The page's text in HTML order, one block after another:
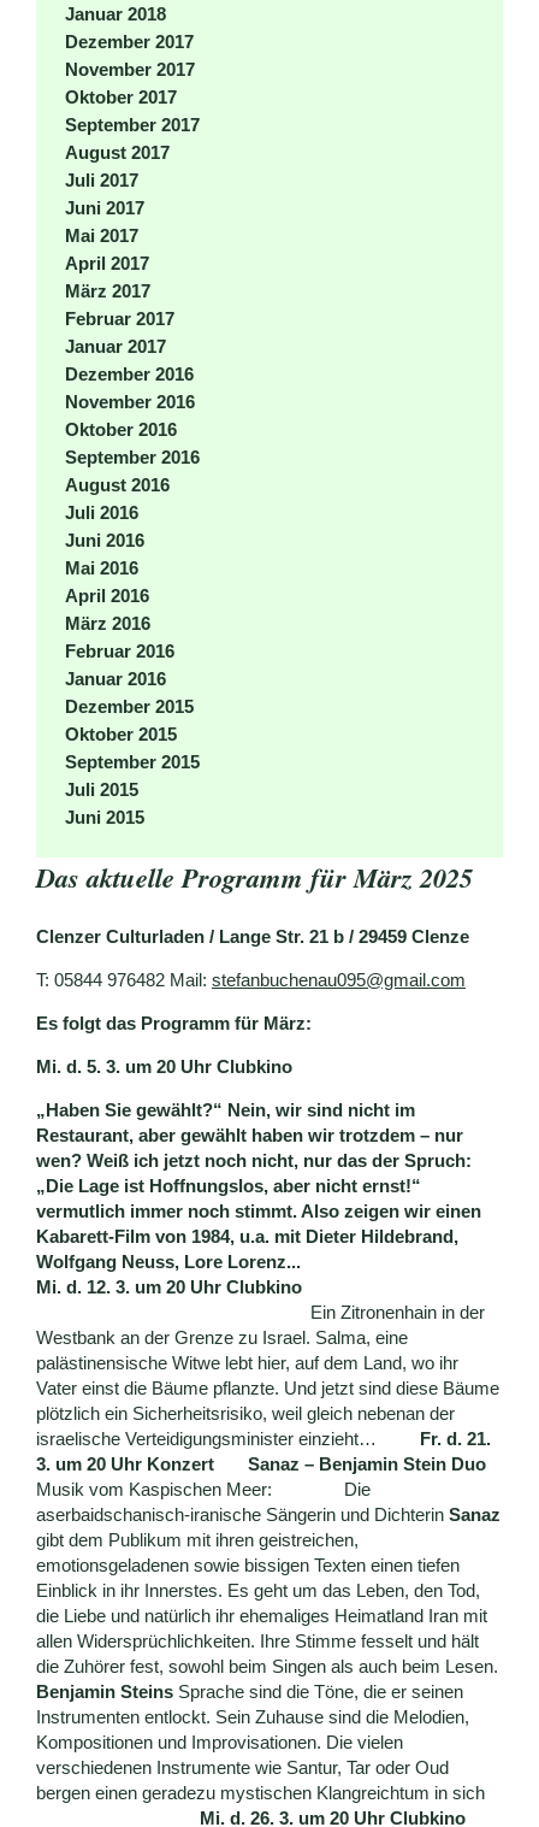
Januar 2018
Dezember 2017
November 2017
Oktober 2017
September 2017
August 2017
Juli 2017
Juni 2017
Mai 2017
April 2017
März 2017
Februar 2017
Januar 2017
Dezember 2016
November 2016
Oktober 2016
September 2016
August 2016
Juli 2016
Juni 2016
Mai 2016
April 2016
März 2016
Februar 2016
Januar 2016
Dezember 2015
Oktober 2015
September 2015
Juli 2015
Juni 2015
Das aktuelle Programm für März 2025
Clenzer Culturladen / Lange Str. 21 b / 29459 Clenze
T: 05844 976482 Mail: stefanbuchenau095@gmail.com
Es folgt das Programm für März:
Mi. d. 5. 3. um 20 Uhr Clubkino
„Haben Sie gewählt?“ Nein, wir sind nicht im
Restaurant, aber gewählt haben wir trotzdem – nur
wen? Weiß ich jetzt noch nicht, nur das der Spruch:
„Die Lage ist Hoffnungslos, aber nicht ernst!“
vermutlich immer noch stimmt. Also zeigen wir einen
Kabarett-Film von 1984, u.a. mit Dieter Hildebrand,
Wolfgang Neuss, Lore Lorenz...
Mi. d. 12. 3. um 20 Uhr Clubkino
Ein Zitronenhain in der
Westbank an der Grenze zu Israel. Salma, eine
palästinensische Witwe lebt hier, auf dem Land, wo ihr
Vater einst die Bäume pflanzte. Und jetzt sind diese Bäume
plötzlich ein Sicherheitsrisiko, weil gleich nebenan der
israelische Verteidigungsminister einzieht… Fr. d. 21.
3. um 20 Uhr Konzert Sanaz – Benjamin Stein Duo
Musik vom Kaspischen Meer: Die
aserbaidschanisch-iranische Sängerin und Dichterin Sanaz
gibt dem Publikum mit ihren geistreichen,
emotionsgeladenen sowie bissigen Texten einen tiefen
Einblick in ihr Innerstes. Es geht um das Leben, den Tod,
die Liebe und natürlich ihr ehemaliges Heimatland Iran mit
allen Widersprüchlichkeiten. Ihre Stimme fesselt und hält
die Zuhörer fest, sowohl beim Singen als auch beim Lesen.
Benjamin Steins Sprache sind die Töne, die er seinen
Instrumenten entlockt. Sein Zuhause sind die Melodien,
Kompositionen und Improvisationen. Die vielen
verschiedenen Instrumente wie Santur, Tar oder Oud
bergen einen geradezu mystischen Klangreichtum in sich
Mi. d. 26. 3. um 20 Uhr Clubkino